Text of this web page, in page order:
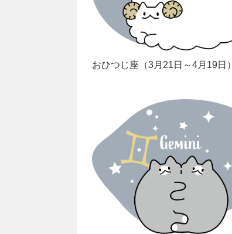
おひつじ座（3月21日～4月19日）